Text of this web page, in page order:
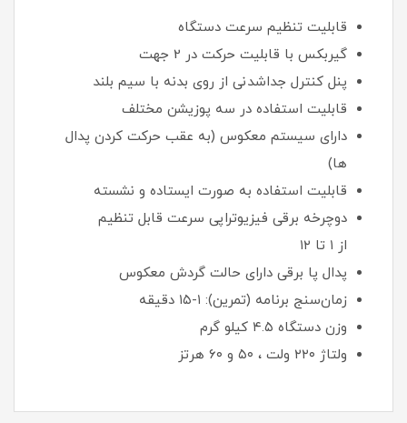
قابلیت تنظیم سرعت دستگاه
گیربکس با قابلیت حرکت در 2 جهت
پنل کنترل جداشدنی از روی بدنه با سیم بلند
قابلیت استفاده در سه پوزیشن مختلف
دارای سیستم معکوس (به عقب حرکت کردن پدال
ها)
قابلیت استفاده به صورت ایستاده و نشسته
دوچرخه برقی فیزیوتراپی سرعت قابل تنظیم
از ۱ تا ۱۲
پدال پا برقی دارای حالت گردش معکوس
زمان‌سنج برنامه (تمرین): ۱-۱۵ دقیقه
وزن دستگاه ۴.۵ کیلو گرم
ولتاژ ۲۲۰ ولت ، ۵۰ و ۶۰ هرتز